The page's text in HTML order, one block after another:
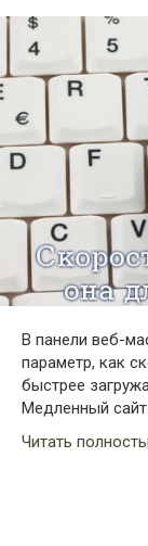
В панели веб-
параметр, как
быстрее
Медленный
Читать